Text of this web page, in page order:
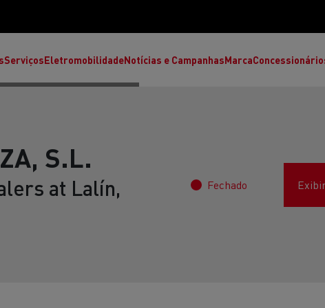
ServiçosEletromobilidadeNotícias e CampanhasMarca
S.L.
at Lalín,
Fechado